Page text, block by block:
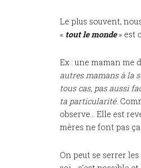
Le plus souvent,
« tout le monde» est
Ex : une maman me
autres mamans à la
tous cas, pas aussi
ta particularité.
observe… Elle est
mères ne font pas ça
On peut se serrer